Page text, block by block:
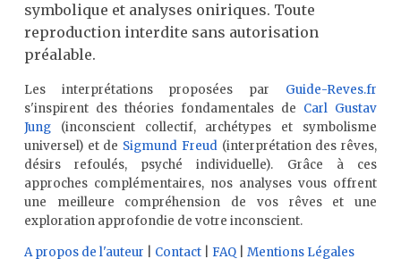
symbolique et analyses oniriques. Toute
reproduction interdite sans autorisation
préalable.
Les interprétations proposées par Guide-Reves.fr
s'inspirent des théories fondamentales de Carl Gustav
Jung(inconscient collectif, archétypes et symbolisme
universel) et de Sigmund Freud(interprétation des rêves,
désirs refoulés, psyché individuelle). Grâce à ces
approches complémentaires, nos analyses vous offrent
une meilleure compréhension de vos rêves et une
exploration approfondie de votre inconscient.
A propos de l'auteur Contact| FAQ| Mentions Légales